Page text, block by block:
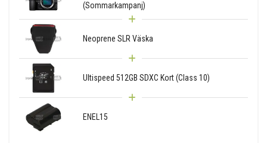
(Sommarkampanj)
Neoprene SLR Väska
Ultispeed 512GB SDXC Kort (Class 10)
ENEL15